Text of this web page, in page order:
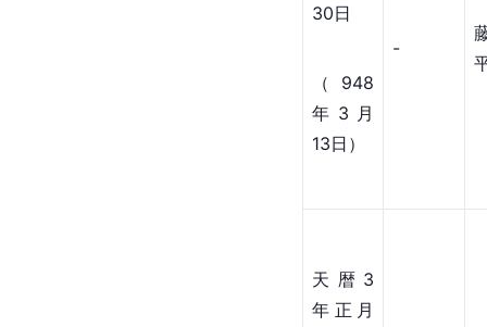
30日
（948
年3月
13日）
-
天暦3
年正月